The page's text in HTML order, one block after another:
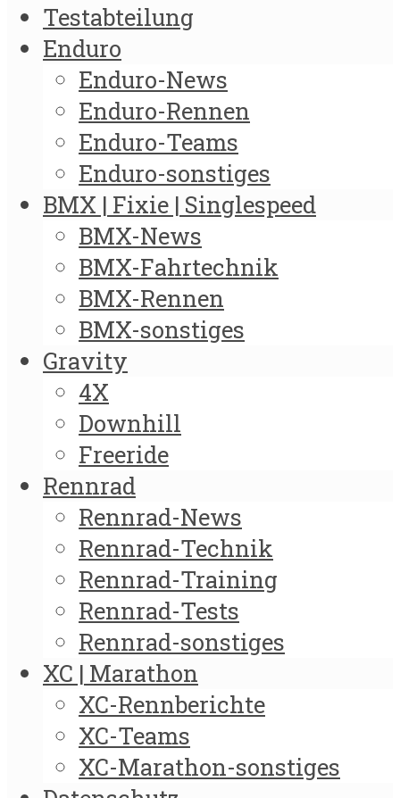
Testabteilung
Enduro
Enduro-News
Enduro-Rennen
Enduro-Teams
Enduro-sonstiges
BMX | Fixie | Singlespeed
BMX-News
BMX-Fahrtechnik
BMX-Rennen
BMX-sonstiges
Gravity
4X
Downhill
Freeride
Rennrad
Rennrad-News
Rennrad-Technik
Rennrad-Training
Rennrad-Tests
Rennrad-sonstiges
XC | Marathon
XC-Rennberichte
XC-Teams
XC-Marathon-sonstiges